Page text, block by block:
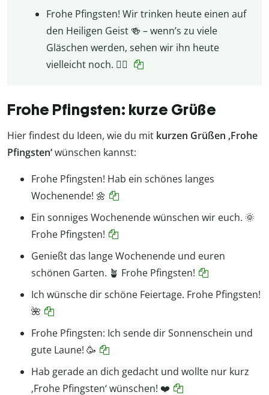
Frohe Pfingsten! Wir trinken heute einen auf
den Heiligen Geist 🍻 – wenn’s zu viele
Gläschen werden, sehen wir ihn heute
vielleicht noch. 😵‍💫
Frohe Pfingsten: kurze Grüße
Hier findest du Ideen, wie du mit kurzen Grüßen ‚Frohe
Pfingsten‘wünschen kannst:
Frohe Pfingsten! Hab ein schönes langes
Wochenende! 🌼
Ein sonniges Wochenende wünschen wir euch. 🌞
Frohe Pfingsten!
Genießt das lange Wochenende und euren
schönen Garten. 🪴 Frohe Pfingsten!
Ich wünsche dir schöne Feiertage. Frohe Pfingsten!
🌺
Frohe Pfingsten: Ich sende dir Sonnenschein und
gute Laune! 🥳
Hab gerade an dich gedacht und wollte nur kurz
‚Frohe Pfingsten‘ wünschen! ❤️